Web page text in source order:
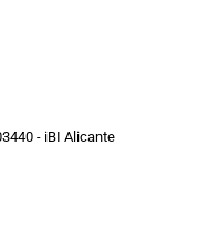
- iBI Alicante